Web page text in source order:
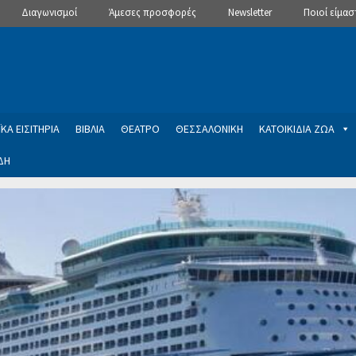
Διαγωνισμοί Άμεσες προσφορές Newsletter Ποιοί
ΕΙΣΙΤΗΡΙΑ ΒΙΒΛΙΑ ΘΕΑΤΡΟ ΘΕΣΣΑΛΟΝΙΚΗ ΚΑΤΟΙΚΙΔΙΑ ΖΩΑ
Newsletter
εγγραφής στο Newsletter του Dealistas.grΕπικοινωνία